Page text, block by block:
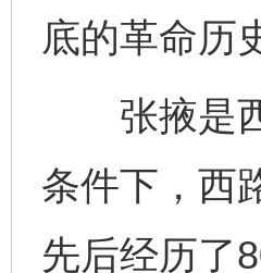
底的革命历
张掖是西
条件下，西
先后经历了